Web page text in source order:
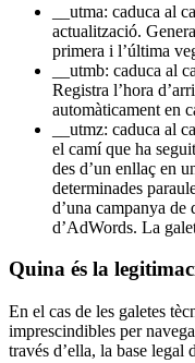
__utma: caduca al
actualització.
primera i l’última
__utmb: caduca al
Registra l’hora
automàticament en
__utmz: caduca al
el camí que ha
des d’un enllaç en
determinades
d’una campanya
d’AdWords. La
Quina és la
En el cas de les galetes
imprescindibles per
través d’ella, la base legal